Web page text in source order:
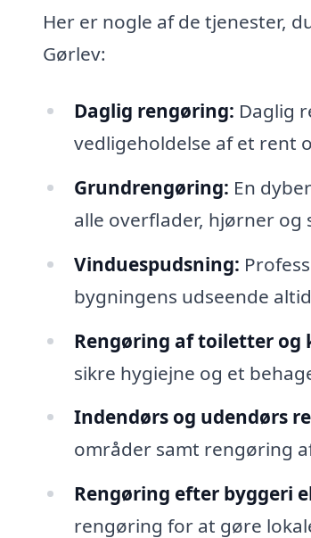
Her er nogle af de tjenester,
Gørlev:
Daglig rengøring: Daglig
vedligeholdelse af et rent
Grundrengøring: En
alle overflader, hjørner
Vinduespudsning:
bygningens udseende
Rengøring af toiletter og
sikre hygiejne og et
Indendørs og udendørs
områder samt rengøring
Rengøring efter byggeri
rengøring for at gøre